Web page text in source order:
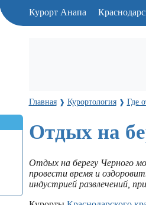
Курорт Анапа
Главная ❱ Курортология ❱ Где
Отдых на
Отдых на берегу Черного
провести время и
индустрией развлечений,